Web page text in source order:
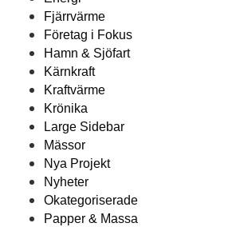
Fjärrvärme
Företag i Fokus
Hamn & Sjöfart
Kärnkraft
Kraftvärme
Krönika
Large Sidebar
Mässor
Nya Projekt
Nyheter
Okategoriserade
Papper & Massa